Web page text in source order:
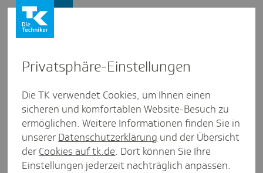
#Chef­insache zur ambu­lanten
Versor­gung
Inter­view aus Meck­len­burg-Vorpom­mern
Presse und Politik Digitaler Fortschritt
Privat­sphäre-Einstel­lungen
Die TK verwendet Cookies, um Ihnen einen
sicheren und komfortablen Website-Besuch zu
ermöglichen. Weitere Informationen finden Sie in
unserer Datenschutzerklärung und der Übersicht
der Cookies auf tk.de. Dort können Sie Ihre
Einstellungen jederzeit nachträglich anpassen.